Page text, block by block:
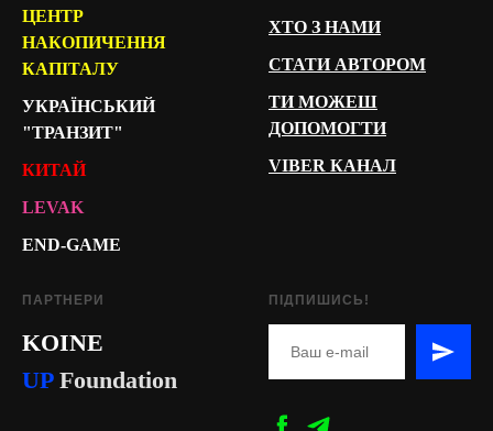
ЦЕНТР
НАКОПИЧЕННЯ
КАПІТАЛУ
УКРАЇНСЬКИЙ
"ТРАНЗИТ"
КИТАЙ
LEVAK
END-GAME
ХТО З НАМИ
СТАТИ АВТОРОМ
ТИ МОЖЕШ
ДОПОМОГТИ
VIBER КАНАЛ
ПАРТНЕРИ
KOINE
UP Foundation
ПІДПИШИСЬ!